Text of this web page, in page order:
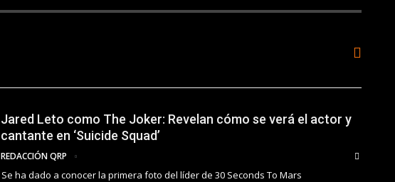
Jared Leto como The Joker: Revelan cómo se verá el actor y
cantante en ‘Suicide Squad’
REDACCIÓN QRP
Se ha dado a conocer la primera foto del líder de 30 Seconds To Mars